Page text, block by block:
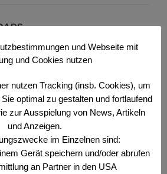
found!
Updated 14. Dezember 2020
und Webseite mit
und Cookies nutzen
nutzen Tracking (insb. Cookies), um
optimal zu gestalten und fortlaufend
zur Ausspielung von News, Artikeln
und Anzeigen.
im Einzelnen sind:
Gerät speichern und/oder abrufen
an Partner in den USA